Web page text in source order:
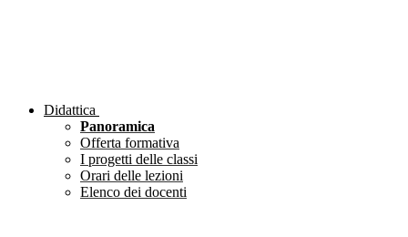
Didattica
Panoramica
Offerta formativa
I progetti delle classi
Orari delle lezioni
Elenco dei docenti